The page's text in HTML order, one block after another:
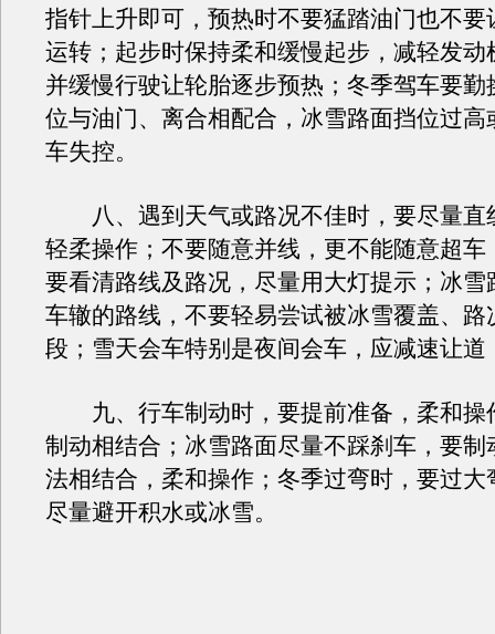
指针上升即可，预热时不要猛踏油门也不要
运转；起步时保持柔和缓慢起步，减轻发动
并缓慢行驶让轮胎逐步预热；冬季驾车要勤
位与油门、离合相配合，冰雪路面挡位过高
车失控。
八、遇到天气或路况不佳时，要尽量直
轻柔操作；不要随意并线，更不能随意超车
要看清路线及路况，尽量用大灯提示；冰雪
车辙的路线，不要轻易尝试被冰雪覆盖、路
段；雪天会车特别是夜间会车，应减速让道
九、行车制动时，要提前准备，柔和操
制动相结合；冰雪路面尽量不踩刹车，要制
法相结合，柔和操作；冬季过弯时，要过大
尽量避开积水或冰雪。